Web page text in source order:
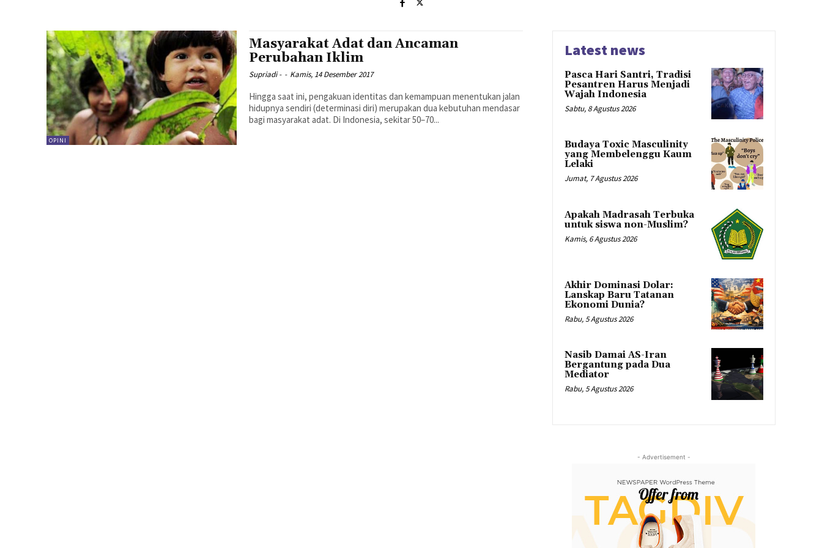
OPINI
Masyarakat Adat dan Ancaman
Perubahan Iklim
Supriadi - - Kamis, 14 Desember 2017
Hingga saat ini, pengakuan identitas dan kemampuan menentukan jalan
hidupnya sendiri (determinasi diri) merupakan dua kebutuhan mendasar
bagi masyarakat adat. Di Indonesia, sekitar 50–70...
Latest news
Pasca Hari Santri, Tradisi
Pesantren Harus Menjadi
Wajah Indonesia
Sabtu, 8 Agustus 2026
Budaya Toxic Masculinity
yang Membelenggu Kaum
Lelaki
Jumat, 7 Agustus 2026
Apakah Madrasah Terbuka
untuk siswa non-Muslim?
Kamis, 6 Agustus 2026
Akhir Dominasi Dolar:
Lanskap Baru Tatanan
Ekonomi Dunia?
Rabu, 5 Agustus 2026
Nasib Damai AS-Iran
Bergantung pada Dua
Mediator
Rabu, 5 Agustus 2026
- Advertisement -